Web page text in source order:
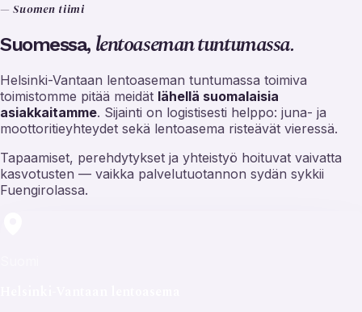
— Suomen tiimi
Suomessa, lentoaseman tuntumassa.
Helsinki-Vantaan lentoaseman tuntumassa toimiva
toimistomme pitää meidät lähellä suomalaisia
asiakkaitamme. Sijainti on logistisesti helppo: juna- ja
moottoritieyhteydet sekä lentoasema risteävät vieressä.
Tapaamiset, perehdytykset ja yhteistyö hoituvat vaivatta
kasvotusten — vaikka palvelutuotannon sydän sykkii
Fuengirolassa.